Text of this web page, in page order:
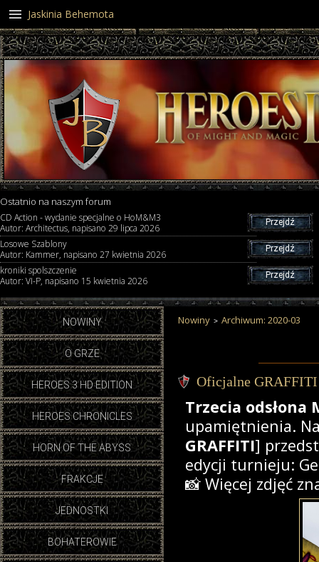
Ostatnio na naszym forum
CD Action - wydanie specjalne o HoM&M3
Autor: Architectus, napisano 29 lipca 2026
Przejdź
Losowe Szablony
Autor: Kammer, napisano 27 kwietnia 2026
Przejdź
kroniki spolszczenie
Autor: VI-P, napisano 15 kwietnia 2026
Przejdź
NOWINY
O GRZE
HEROES 3 HD EDITION
HEROES CHRONICLES
HORN OF THE ABYSS
FRAKCJE
JEDNOSTKI
BOHATEROWIE
Nowiny Archiwum: 2020-03
Oficjalne
Trzecia
upamiętnienia.
GRAFFITI]
edycji turnieju:
📸 Więcej zdjęć
Jaskinia Behemota